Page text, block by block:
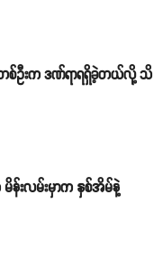
တစ်ဦးက ဒဏ်ရာရရှိခဲ့တယ်လို့ သိ
န်းလမ်းမှာက နှစ်အိမ်နဲ့